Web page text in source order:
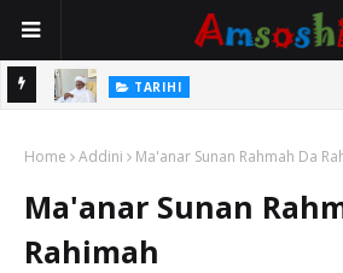
Mata TARIHI
Hassan
Home Addini Ma'anar Sunan Rahmah Da
Ma'anar Sunan
Rahimah